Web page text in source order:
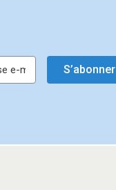
S’abonner